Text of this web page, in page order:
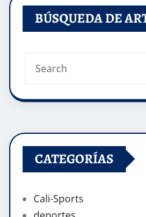
BÚSQUEDA DE
CATEGORÍAS
Cali-Sports